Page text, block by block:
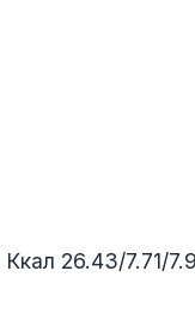
26.43/7.71/